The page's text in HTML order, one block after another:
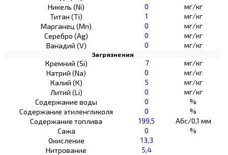
Никель (Ni)
0
мг/кг
Титан (Ti)
1
мг/кг
Марганец (Mn)
0
мг/кг
Серебро (Ag)
0
мг/кг
Ванадий (V)
0 мг/кг
Загрязнения
Кремний (Si) 7
мг/кг
Натрий (Na)
0
мг/кг
Калий (К)
5
мг/кг
Литий (Li)
0
мг/кг
Содержание воды
0
%
Содержание этиленгликоля
0
%
Содержание топлива
199,5
Абс/0,1 мм
Сажа
0
%
Окисление
13,3
Нитрование
5,4